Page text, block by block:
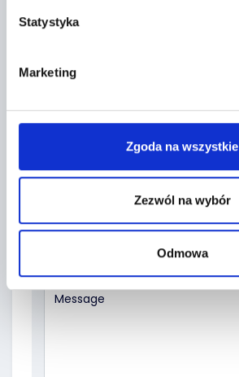
Statystyka
Marketing
Zgoda na wszystkie
Zezwól na wybór
Odmowa
CONTACT FORM